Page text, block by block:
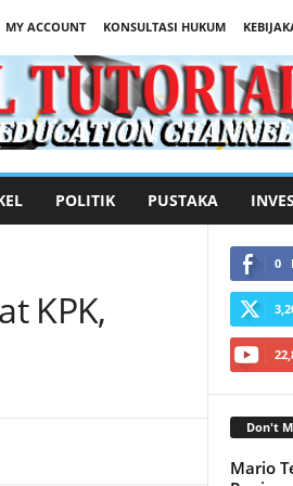
MY ACCOUNT KONSULTASI HUKUM
POLITIK PUSTAKA
KPK,
0
Don't
Mario